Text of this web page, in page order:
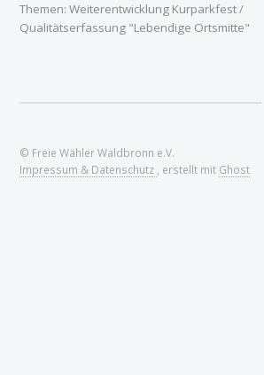
Themen: Weiterentwicklung Kurparkfest /
Qualitätserfassung "Lebendige Ortsmitte"
© Freie Wähler Waldbronn e.V.
Impressum & Datenschutz
, erstellt mit Ghost